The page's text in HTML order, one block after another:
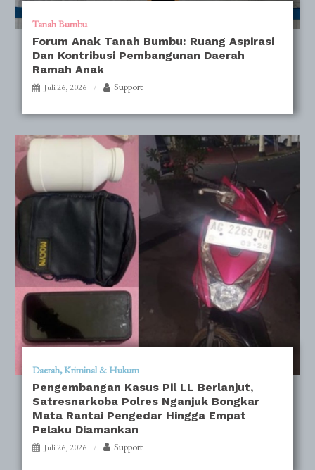
Tanah Bumbu
Forum Anak Tanah Bumbu: Ruang Aspirasi
Dan Kontribusi Pembangunan Daerah
Ramah Anak
Juli 26, 2026 Support
Daerah Kriminal & Hukum
Pengembangan Kasus Pil LL Berlanjut,
Satresnarkoba Polres Nganjuk Bongkar
Mata Rantai Pengedar Hingga Empat
Pelaku Diamankan
Juli 26, 2026 Support